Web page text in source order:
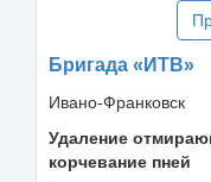
Бригада «ИТВ»
Ивано-Франковск
Удаление
корчевание пней